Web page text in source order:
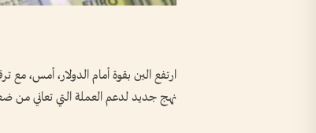
ارتفع الين بقوة ​أمام الدولار، أمس، مع
نهج جديد لدعم العملة التي تعاني